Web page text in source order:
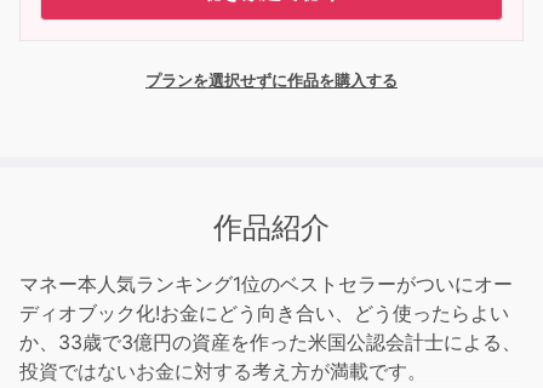
プランを選択せずに作品を購入する
作品紹介
マネー本人気ランキング1位のベストセラーがついにオー
ディオブック化!お金にどう向き合い、どう使ったらよい
か、33歳で3億円の資産を作った米国公認会計士による、
投資ではないお金に対する考え方が満載です。